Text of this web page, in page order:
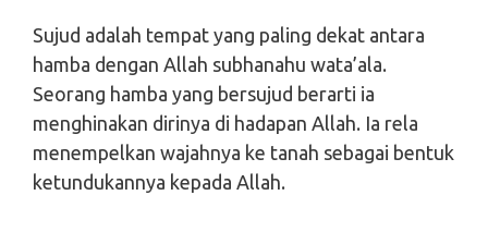
Sujud adalah tempat yang paling dekat antara
hamba dengan Allah subhanahu wata’ala.
Seorang hamba yang bersujud berarti ia
menghinakan dirinya di hadapan Allah. Ia rela
menempelkan wajahnya ke tanah sebagai bentuk
ketundukannya kepada Allah.